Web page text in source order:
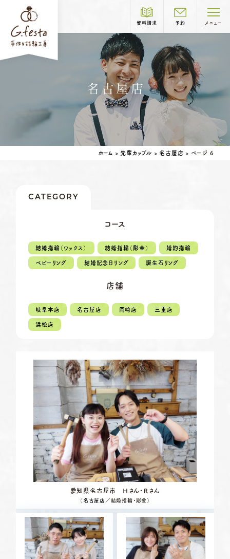
資料請求 予約 メニュー
制作コース紹介
COURSE
結婚指輪 婚約指輪
ペアリングはこちら
デザイン事例
お店を探す
資料請求
ブログ・新着情報
名古屋店
ホーム > 先輩カップル > 名古屋店 > ページ 6
CATEGORY
コース
結婚指輪（ワックス） 結婚指輪（彫金） 婚約指輪
ベビーリング 結婚記念日リング 誕生石リング
店舗
岐阜本店 名古屋店 岡崎店 三重店
浜松店
愛知県名古屋市 Ｈさん・Ｒさん
（ 名古屋店 ／結婚指輪・彫金）
TEL.058-265-2756
10:00〜18:30
※祝日の場合は営業
岡崎店 TEL.0564-74-8033
10:00〜18:30
※祝日の場合は営業
三重店
※祝日の場合は営業
浜松店 TEL.053-455-2177
営業時間 10:00〜18:30
定休日
火曜日・水曜日
※祝日の場合は営業